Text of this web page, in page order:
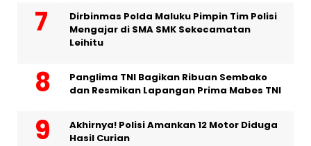
Dirbinmas Polda Maluku Pimpin Tim Polisi
Mengajar di SMA SMK Sekecamatan
Leihitu
Panglima TNI Bagikan Ribuan Sembako
dan Resmikan Lapangan Prima Mabes TNI
Akhirnya! Polisi Amankan 12 Motor Diduga
Hasil Curian